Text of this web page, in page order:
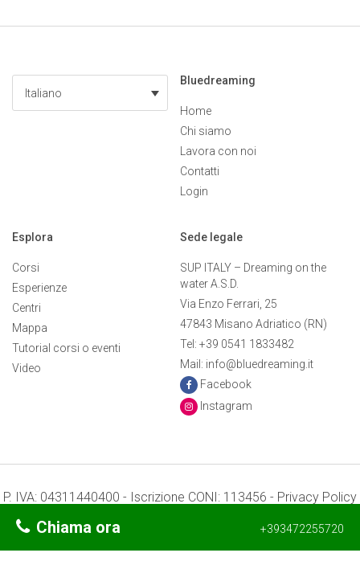
Chiama ora +393472255720
Italiano
Bluedreaming
Home
Chi siamo
Lavora con noi
Contatti
Login
Esplora
Corsi
Esperienze
Centri
Mappa
Tutorial corsi o eventi
Video
Sede legale
SUP ITALY – Dreaming on the
water A.S.D.
Via Enzo Ferrari, 25
47843 Misano Adriatico (RN)
Tel: +39 0541 1833482
Mail: info@bluedreaming.it
Facebook
Instagram
P. IVA: 04311440400 - Iscrizione CONI: 113456 - Privacy Policy